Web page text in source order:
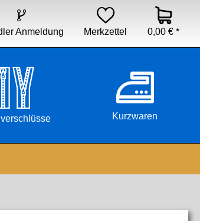
Anmeldung

Merkzettel

0,00 € *
Kurzwaren